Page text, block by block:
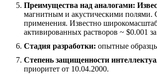
Преимущества над аналогами:
магнитным и акустическими полями.
применения. Известно
активированных растворов ~ $0.001
Стадия разработки: опытные
Степень защищенности
приоритет от 10.04.2000.